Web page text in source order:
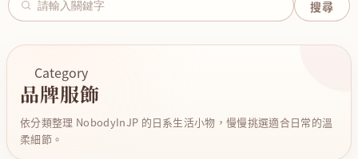
Category
品牌服飾
依分類整理 NobodyInJP 的日系生活小物，慢慢挑選適合日常的溫
柔細節。